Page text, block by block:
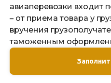
авиаперевозки входит
– от приема товара у
вручения
таможенным